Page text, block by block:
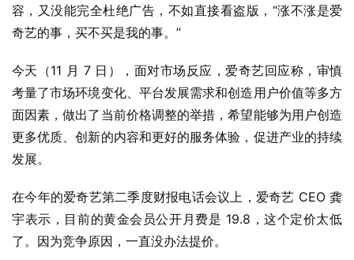
容，又没能完全杜绝广告，不如直接看盗版，“涨不涨是爱
奇艺的事，买不买是我的事。”
今天（11 月 7 日），面对市场反应，爱奇艺回应称，审慎
考量了市场环境变化、平台发展需求和创造用户价值等多方
面因素，做出了当前价格调整的举措，希望能够为用户创造
更多优质、创新的内容和更好的服务体验，促进产业的持续
发展。
在今年的爱奇艺第二季度财报电话会议上，爱奇艺 CEO 龚
宇表示，目前的黄金会员公开月费是 19.8，这个定价太低
了。因为竞争原因，一直没办法提价。